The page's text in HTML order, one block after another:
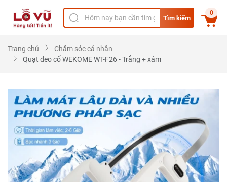
Tìm kiếm
0
Trang chủ
Chăm sóc cá nhân
Quạt đeo cổ WEKOME WT-F26 - Trắng + xám